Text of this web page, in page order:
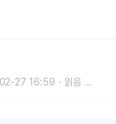
27 16:59 읽음 ...